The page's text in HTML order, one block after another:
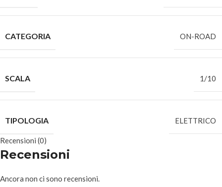
CATEGORIA ON-ROAD
SCALA 1/10
TIPOLOGIA ELETTRICO
Recensioni (0)
Recensioni
Ancora non ci sono recensioni.